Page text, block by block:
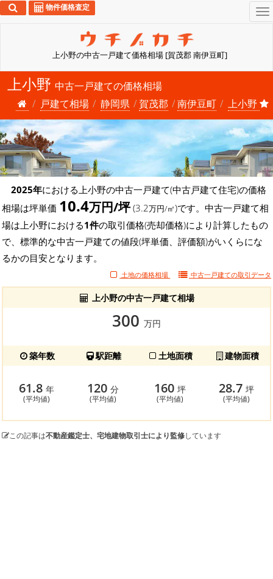
上小野の中古一戸建て価格相場 [賀茂郡 南伊豆町]
物件価格査定
上小野 中古一戸建ての価格相場
戸建て相場
静岡県 賀茂郡 南伊豆町 上小野
2025年における上小野の中古一戸建て(中古戸建て住宅)の価格
相場は坪単価 10.4万円/坪(3.2万円/㎡)です。中古一戸建て相
場は上小野における1件の取引価格(売却価格)により計算したもの
で、標準的な中古一戸建ての値段(坪単価、評価額)がいくらにな
るかの目安となります。
土地の価格相場 中古一戸建ての取引データ
上小野の中古一戸建て相場
300 万円
築年数 駅距離 土地面積 建物面積
61.8 年
(平均値)
120分
(平均値)
160 坪
(平均値)
28.7坪
(平均値)
この記事は不動産鑑定士、宅地建物取引士により監修しています